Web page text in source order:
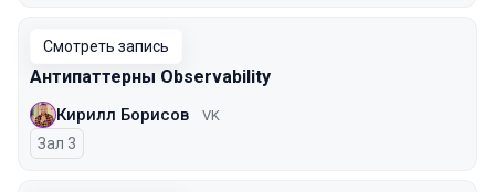
Смотреть запись
Антипаттерны Observability
Кирилл Борисов VK
Зал 3